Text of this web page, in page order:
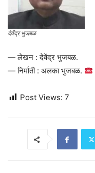
देवेंद्र भुजबळ
— लेखन : देवेंद्र भुजबळ.
— निर्माती : अलका भुजबळ.
Post Views: 7